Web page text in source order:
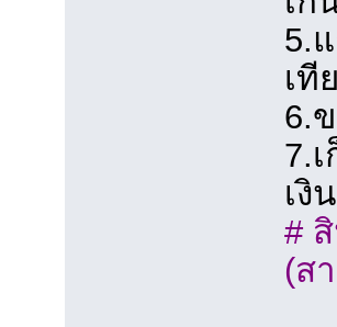
5.
เที
6.
7.
เงิ
#
(ส